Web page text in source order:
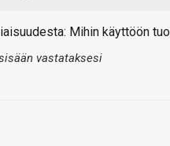
Mihin käyttöön
vastataksesi